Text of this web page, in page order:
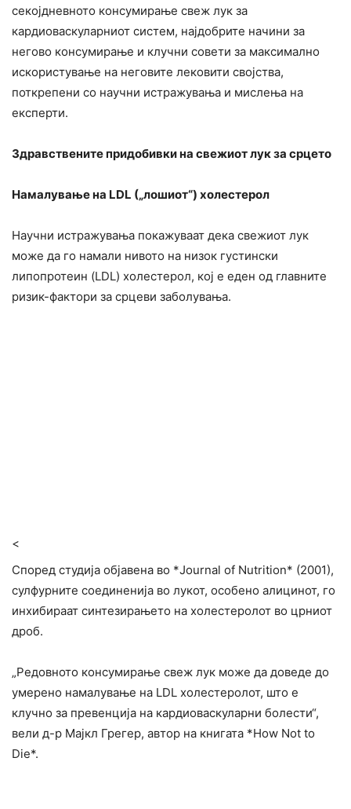
секојдневното консумирање свеж лук за
кардиоваскуларниот систем, најдобрите начини за
негово консумирање и клучни совети за максимално
искористување на неговите лековити својства,
поткрепени со научни истражувања и мислења на
експерти.
Здравствените придобивки на свежиот лук за срцето
Намалување на LDL („лошиот“) холестерол
Научни истражувања покажуваат дека свежиот лук
може да го намали нивото на низок густински
липопротеин (LDL) холестерол, кој е еден од главните
ризик-фактори за срцеви заболувања.
<
Според студија објавена во *Journal of Nutrition* (2001),
сулфурните соединенија во лукот, особено алицинот, го
инхибираат синтезирањето на холестеролот во црниот
дроб.
„Редовното консумирање свеж лук може да доведе до
умерено намалување на LDL холестеролот, што е
клучно за превенција на кардиоваскуларни болести“,
вели д-р Мајкл Грегер, автор на книгата *How Not to
Die*.